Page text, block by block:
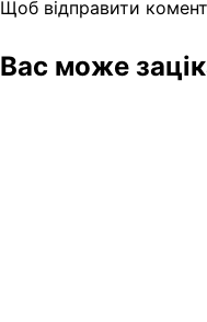
Щоб відправити
Вас може